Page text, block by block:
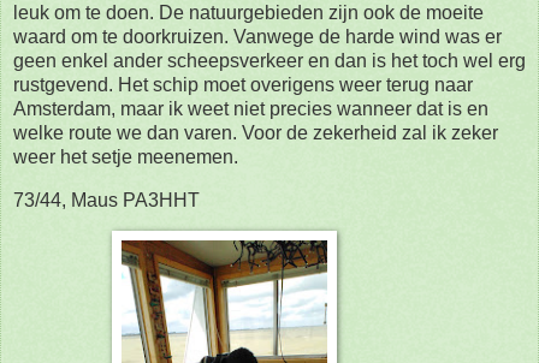
leuk om te doen. De natuurgebieden zijn ook de moeite
waard om te doorkruizen. Vanwege de harde wind was er
geen enkel ander scheepsverkeer en dan is het toch wel erg
rustgevend. Het schip moet overigens weer terug naar
Amsterdam, maar ik weet niet precies wanneer dat is en
welke route we dan varen. Voor de zekerheid zal ik zeker
weer het setje meenemen.
73/44, Maus PA3HHT